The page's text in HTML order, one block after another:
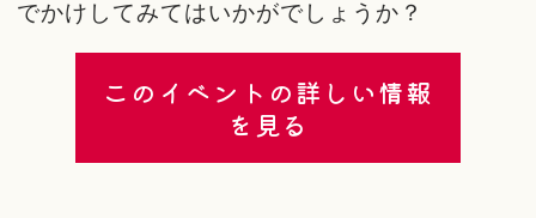
でかけしてみてはいかがでしょうか？
このイベントの詳しい情報
を見る